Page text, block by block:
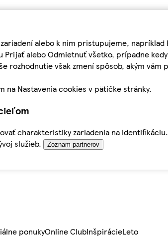
alebo k nim pristupujeme,
Prijať alebo Odmietnuť všetko, prípadne
rozhodnutie však zmení spôsob, akým
na Nastavenia cookies v pätičke stránky.
charakteristiky zariadenia na
služieb.
Zoznam partnerov
ponukyOnline ClubInšpirácieLeto